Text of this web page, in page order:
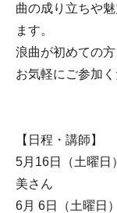
曲の成り立ちや
ます。
浪曲が初めての
お気軽にご参加く
【日程・講師】
5月16日（土
美さん
6月 6日（土曜